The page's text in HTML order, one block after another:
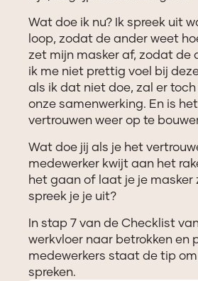
Wat doe ik nu? Ik spreek uit
loop, zodat de ander weet
zet mijn masker af, zodat de
ik me niet prettig voel bij
als ik dat niet doe, zal er
onze samenwerking. En is
vertrouwen weer op te
Wat doe jij als je het
medewerker kwijt aan het
het gaan of laat je je masker
spreek je je uit?
In stap 7 van de Checklist
werkvloer naar betrokken en
medewerkers staat de tip
spreken.